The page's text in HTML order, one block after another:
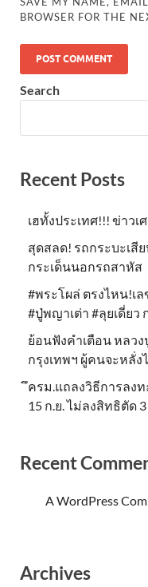
BROWSER FOR THE
Search
Recent Posts
เฮทั้งประเทศ!!! ข่าว
สุดสลด! รถกระบะเ
กระเด็นนอกรถสาหัส
#พระโผล่ ตรงไหน!เ
#ปู่พญาเต่า #ลุยเดี่ยว
ย้อนฟังคำเตือน หลว
กรุงเทพฯ ผู้คนจะหลั่
ครม.แถลงวิธีการลงท
15 ก.ย. ไม่ลงสิทธิตัด
Recent
A WordPress
Archives